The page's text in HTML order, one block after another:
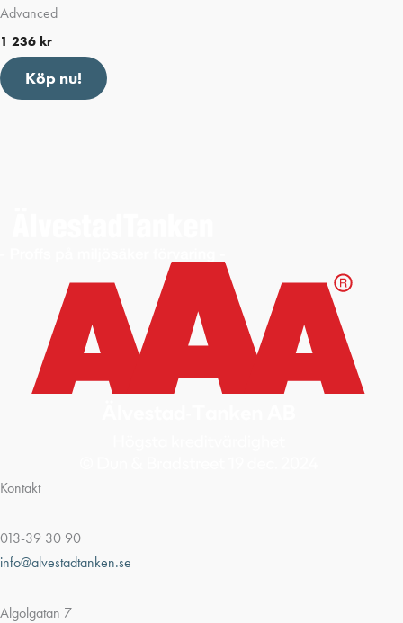
Advanced
1 236 kr
Köp nu!
Kontakt
013-39 30 90
info@alvestadtanken.se
Algolgatan 7